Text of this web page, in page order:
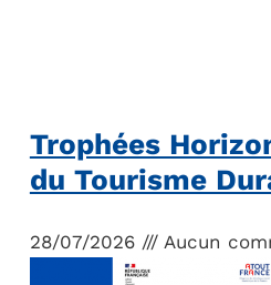
Trophées
du Tourisme
28/07/2026 Aucun